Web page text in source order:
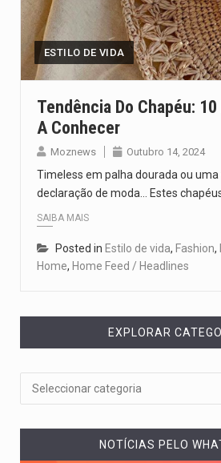
ESTILO DE VIDA
Tendência Do Chapéu:
A Conhecer
Moznews Outubro 14, 2024
Timeless em palha dourada ou
declaração de moda... Estes
SAIBA MAIS
Posted in Estilo de vida, Fashion,
Home, Home Feed / Headlines
EXPLORAR
NOTÍCIAS PELO